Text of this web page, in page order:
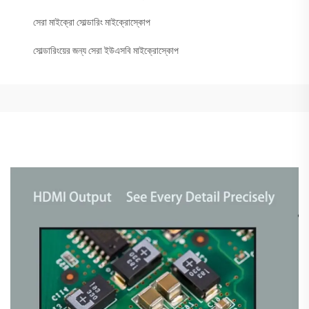
সেরা মাইক্রো সোল্ডারিং মাইক্রোস্কোপ
সোল্ডারিংয়ের জন্য সেরা ইউএসবি মাইক্রোস্কোপ